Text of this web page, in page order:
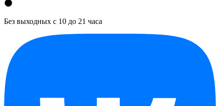
Без выходных с 10 до 21 часа